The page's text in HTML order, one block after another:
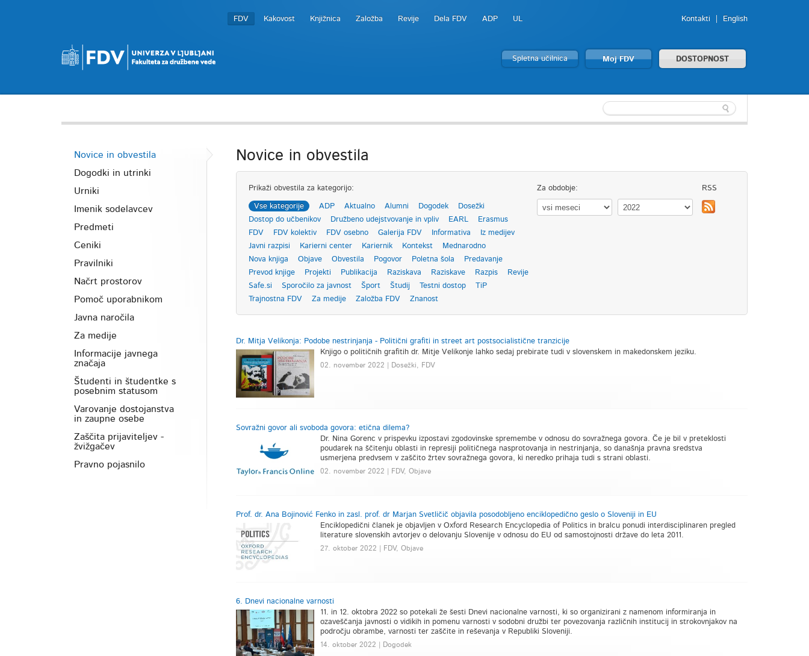
FDV Kakovost Knjižnica Založba Revije Dela FDV ADP UL Kontakti English
Spletna učilnica Moj FDV DOSTOPNOST
Novice in obvestila
Dogodki in utrinki
Urniki
Imenik sodelavcev
Predmeti
Ceniki
Pravilniki
Načrt prostorov
Pomoč uporabnikom
Javna naročila
Za medije
Informacije javnega
značaja
Študenti in študentke s
posebnim statusom
Varovanje dostojanstva
in zaupne osebe
Zaščita prijaviteljev -
žvižgačev
Pravno pojasnilo
Novice in obvestila
Prikaži obvestila za kategorijo:
Vse kategorije ADP Aktualno Alumni Dogodek
Dosežki
Dostop do učbenikov
Družbeno udejstvovanje in vpliv EARL
Erasmus
FDV
FDV kolektiv FDV osebno Galerija FDV Informativa
Iz medijev
Javni razpisi
Karierni center Kariernik Kontekst
Mednarodno
Nova knjiga
Objave Obvestila Pogovor Poletna šola
Predavanje
Prevod knjige
Projekti Publikacija Raziskava Raziskave Razpis
Revije
Safe.si
Sporočilo za javnost Šport Študij Testni dostop
TiP
Trajnostna FDV
Za medije Založba FDV Znanost
Za obdobje: RSS
Dr. Mitja Velikonja: Podobe nestrinjanja - Politični grafiti in street art postsocialistične tranzicije
Knjigo o političnih grafitih dr. Mitje Velikonje lahko sedaj prebirate tudi v slovenskem in makedonskem jeziku.
02. november 2022 | Dosežki, FDV
Sovražni govor ali svoboda govora: etična dilema?
Dr. Nina Gorenc v prispevku izpostavi zgodovinske spremembe v odnosu do sovražnega govora. Če je bil v preteklosti
poudarek na ščitenju oblasti in represiji političnega nasprotovanja in nestrinjanja, so današnja pravna sredstva
usmerjena predvsem v zaščito žrtev sovražnega govora, ki neredko prihaja tudi s strani oblasti.
02. november 2022 | FDV, Objave
Prof. dr. Ana Bojinović Fenko in zasl. prof. dr Marjan Svetličič objavila posodobljeno enciklopedično geslo o Sloveniji in EU
Enciklopedični članek je objavljen v Oxford Research Encyclopedia of Politics in bralcu ponudi interdisciplinaren pregled
literature slovenskih avtorjev o delovanju Slovenije v odnosu do EU od samostojnosti države do leta 2011.
27. oktober 2022 | FDV, Objave
6. Dnevi nacionalne varnosti
11. in 12. oktobra 2022 so potekali že šesti Dnevi nacionalne varnosti, ki so organizirani z namenom informiranja in
ozaveščanja javnosti o vidikih in pomenu varnosti v sodobni družbi ter povezovanja različnih institucij in strokovnjakov na
področju obrambe, varnosti ter zaščite in reševanja v Republiki Sloveniji.
14. oktober 2022 | Dogodek